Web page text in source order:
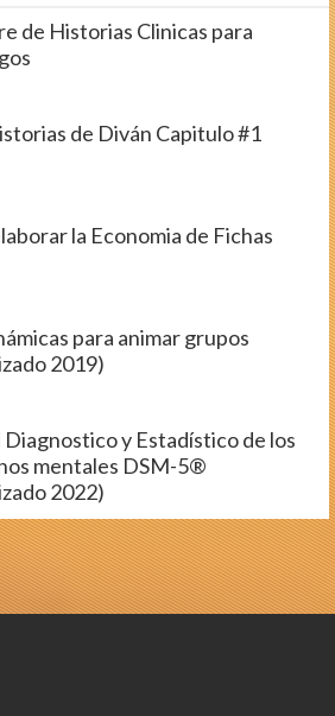
de Historias Clinicas para
de Diván Capitulo #1
la Economia de Fichas
para animar grupos
2019)
Diagnostico y Estadístico de los
mentales DSM-5®
2022)